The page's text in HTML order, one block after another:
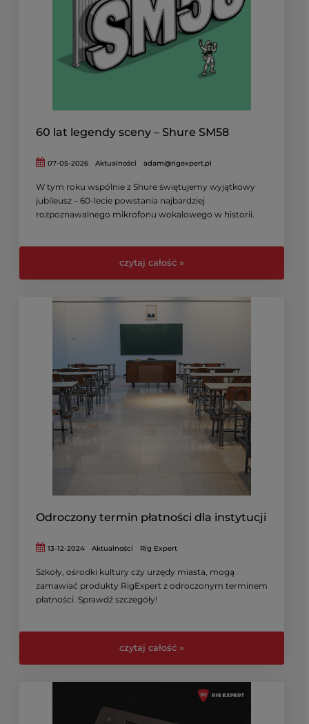
60 lat legendy sceny – Shure SM58
07-05-2026 Aktualności adam@rigexpert.pl
W tym roku wspólnie z Shure świętujemy wyjątkowy
jubileusz – 60-lecie powstania najbardziej
rozpoznawalnego mikrofonu wokalowego w historii.
czytaj całość »
Odroczony termin płatności dla instytucji
13-12-2024 Aktualności Rig Expert
Szkoły, ośrodki kultury czy urzędy miasta, mogą
zamawiać produkty RigExpert z odroczonym terminem
płatności. Sprawdź szczegóły!
czytaj całość »